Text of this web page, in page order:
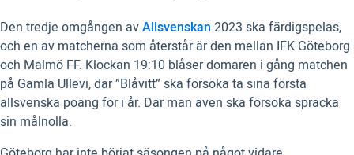
Den tredje omgången avAllsvenskan 2023 ska färdigspelas,
och en av matcherna som återstår är den mellan IFK Göteborg
och Malmö FF. Klockan 19:10 blåser domaren i gång matchen
på Gamla Ullevi, där ”Blåvitt” ska försöka ta sina första
allsvenska poäng för i år. Där man även ska försöka spräcka
sin målnolla.